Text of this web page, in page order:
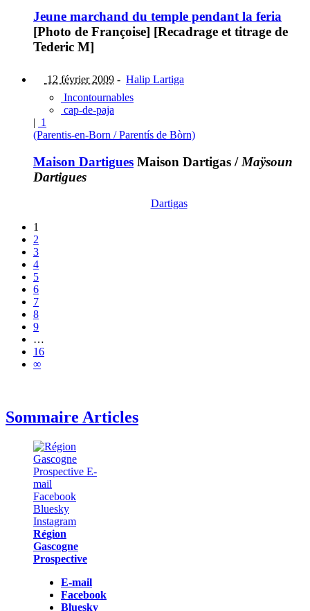
Jeune marchand du temple pendant la feria
[Photo de Françoise] [Recadrage et titrage de
Tederic M]
12 février 2009 - Halip Lartiga
Incontournables
cap-de-paja
| 1
(Parentis-en-Born / Parentís de Bòrn)
Maison Dartigues Maison Dartigas / Maÿsoun
Dartigues
Dartigas
1
2
3
4
5
6
7
8
9
…
16
∞
Sommaire Articles
Région
Gascogne
Prospective
E-mail
Facebook
Bluesky